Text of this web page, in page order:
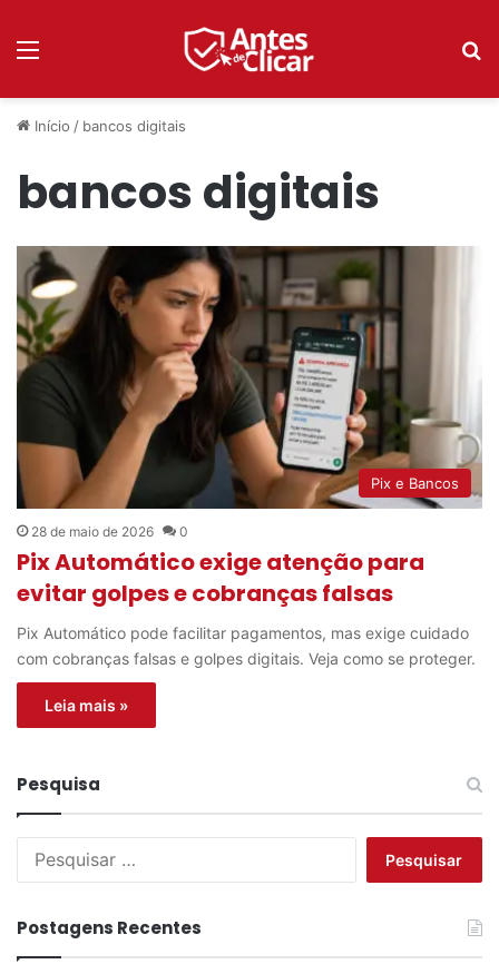
Início / bancos digitais
bancos digitais
Pix e Bancos
28 de maio de 2026 0
Pix Automático exige atenção para
evitar golpes e cobranças falsas
Pix Automático pode facilitar pagamentos, mas exige cuidado
com cobranças falsas e golpes digitais. Veja como se proteger.
Leia mais »
Pesquisa
Postagens Recentes